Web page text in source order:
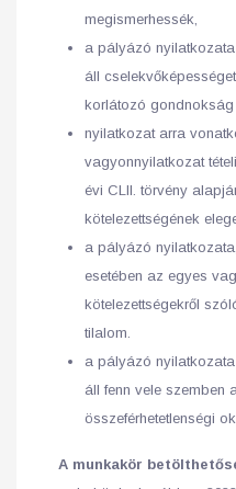
megismerhessék,
a pályázó
áll
korlátozó gondnokság
nyilatkozat arra
vagyonnyilatkozat
évi CLII. törvény
kötelezettségének
a pályázó
esetében az egyes
kötelezettségekről
tilalom.
a pályázó
áll fenn vele szemben
összeférhetetlenségi
A munkakör